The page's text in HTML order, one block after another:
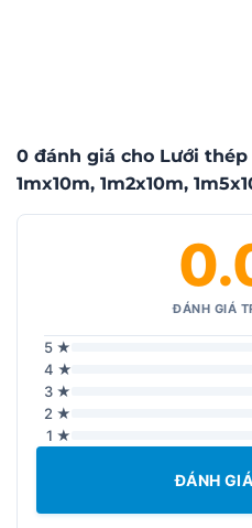
0 đánh giá cho Lưới thép
1mx10m, 1m2x10m,
ĐÁNH GIÁ
5 ★
4 ★
3 ★
2 ★
1 ★
ĐÁNH